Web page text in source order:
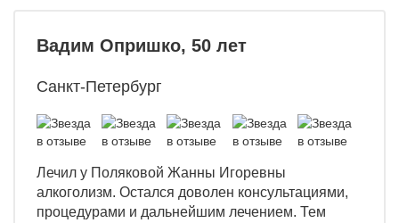
Вадим Опришко, 50 лет
Санкт-Петербург
Лечил у Поляковой Жанны Игоревны
алкоголизм. Остался доволен консультациями,
процедурами и дальнейшим лечением. Тем